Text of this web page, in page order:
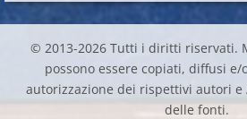
© 2013-2026 Tutti i diritti riservati.
possono essere copiati, diffusi
autorizzazione dei rispettivi autori e
delle fonti.